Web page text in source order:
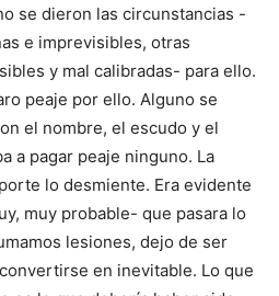
se dieron las circunstancias -
e imprevisibles, otras
y mal calibradas- para ello.
peaje por ello. Alguno se
el nombre, el escudo y el
a pagar peaje ninguno. La
lo desmiente. Era evidente
muy probable- que pasara lo
lesiones, dejo de ser
en inevitable. Lo que